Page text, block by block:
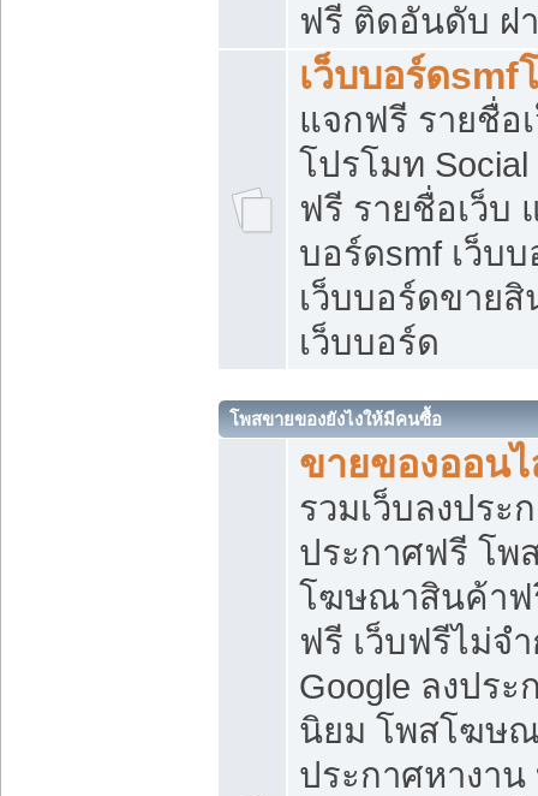
ฟรี ติดอันดับ ฝ
เว็บบอร์ดsmf
แจกฟรี รายชื่อ
โปรโมท
ฟรี รายชื่อเว็บ
บอร์ดsmf เว็บ
เว็บบอร์ดขาย
เว็บบอร์ด
โพสขายของยังไงให้มีคนซื้อ
ขายของออน
รวมเว็บลงประ
ประกาศฟรี โพ
โฆษณาสินค้าฟ
ฟรี เว็บฟรีไม่จ
Google ลงปร
นิยม โพสโฆษ
ประกาศหางาน